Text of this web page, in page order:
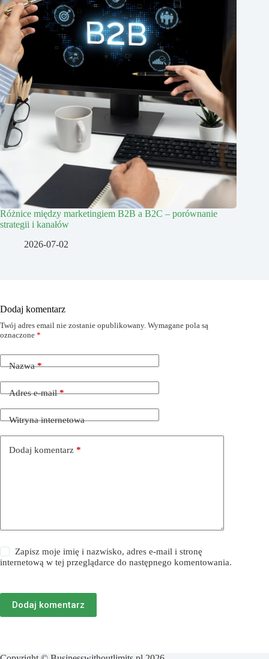
Różnice między marketingiem B2B a B2C – porównanie
strategii i kanałów
2026-07-02
Dodaj komentarz
Twój adres email nie zostanie opublikowany. Wymagane pola są
oznaczone *
Nazwa*
Adres e-mail*
Witryna internetowa
Dodaj komentarz *
Zapisz moje imię i nazwisko, adres e-mail i stronę
internetową w tej przeglądarce do następnego komentowania.
Dodaj komentarz